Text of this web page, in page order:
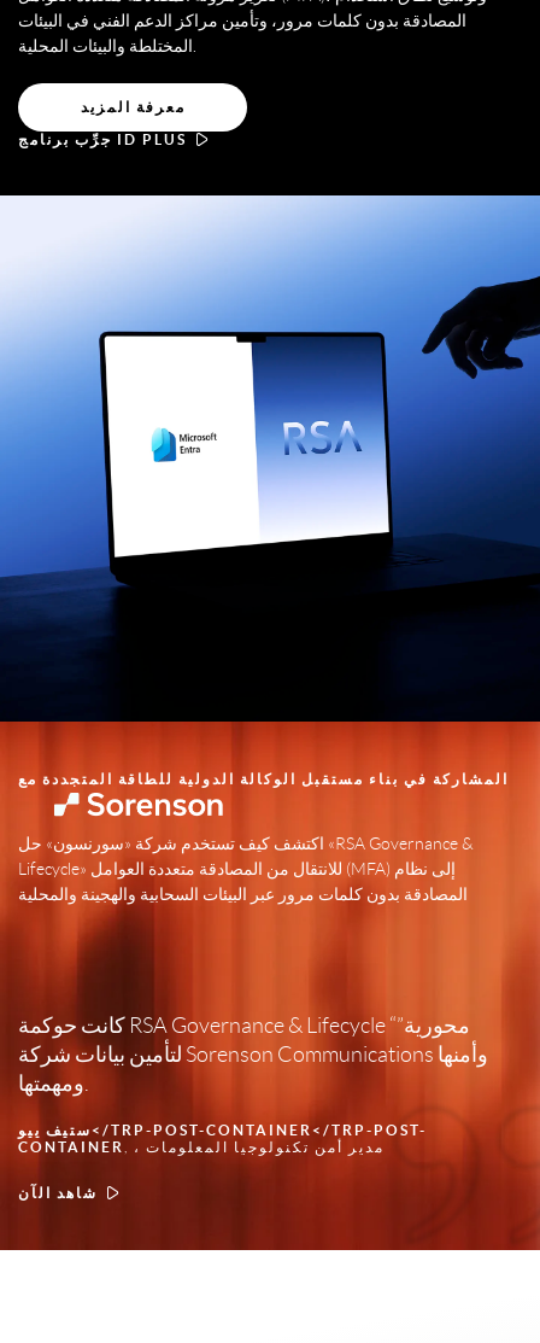
المصادقة بدون كلمات مرور، وتأمين مراكز الدعم الفني في البيئات
معرفة المزيد
جرِّب برنامج ID PLUS
المشاركة في بناء مستقبل الوكالة الدولية للطاقة المتجددة مع
اكتشف كيف تستخدم شركة «سورنسون» حل «RSA Governance &
Lifecycle» للانتقال من المصادقة متعددة العوامل (MFA) إلى نظام
المصادقة بدون كلمات مرور عبر البيئات السحابية والهجينة والمحلية
كانت حوكمة RSA Governance & Lifecycle “محورية”
لتأمين بيانات شركة Sorenson Communications وأمنها
ومهمتها.
ستيف ييو</TRP-POST-CONTAINER</TRP-POST-
CONTAINER
, ، مدير أمن تكنولوجيا المعلومات
شاهد الآن